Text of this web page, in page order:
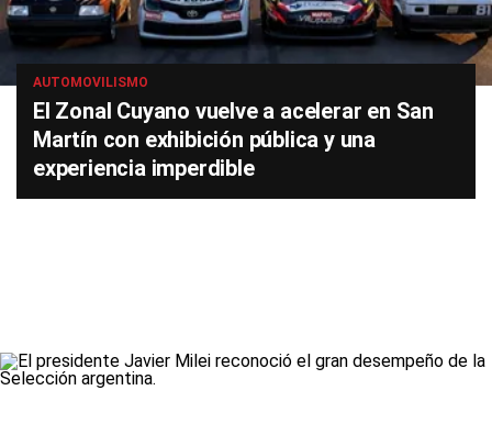
AUTOMOVILISMO
El Zonal Cuyano vuelve a acelerar en San
Martín con exhibición pública y una
experiencia imperdible